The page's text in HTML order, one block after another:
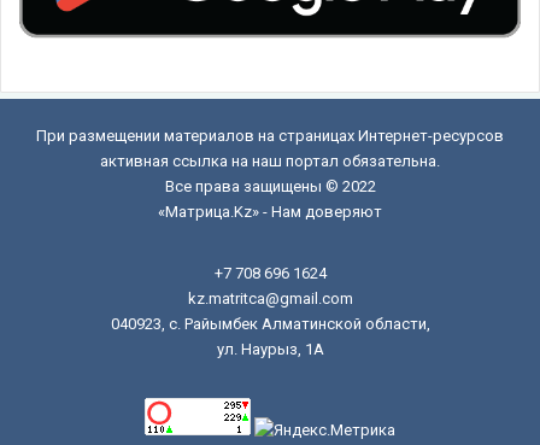
При размещении материалов на страницах Интернет-ресурсов
активная ссылка на наш портал обязательна.
Все права защищены © 2022
«Матрица.Kz» - Нам доверяют
+7 708 696 1624
kz.matritca@gmail.com
040923, с. Райымбек Алматинской области,
ул. Наурыз, 1А